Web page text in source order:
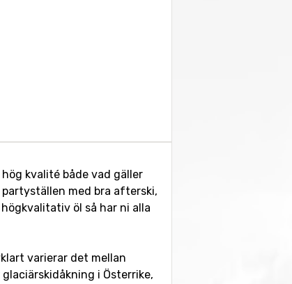
kvalité både vad gäller
med bra afterski,
öl så har ni alla
varierar det mellan
i Österrike,